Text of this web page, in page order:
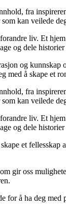
fra
kan veilede
liv. Et
og dele
og kunnskap
med å skape et
fra
kan veilede
liv. Et
og dele
et
gir oss
å ha deg med